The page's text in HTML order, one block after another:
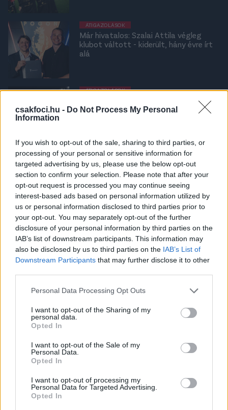
csakfoci.hu - Do Not Process My Personal
Information
If you wish to opt-out of the sale, sharing to third parties, or
processing of your personal or sensitive information for
targeted advertising by us, please use the below opt-out
section to confirm your selection. Please note that after your
opt-out request is processed you may continue seeing
interest-based ads based on personal information utilized by
us or personal information disclosed to third parties prior to
your opt-out. You may separately opt-out of the further
disclosure of your personal information by third parties on the
IAB’s list of downstream participants. This information may
also be disclosed by us to third parties on the IAB’s List of
Downstream Participants that may further disclose it to other
Please note that this website/app uses one or more Google
not limited to your visit or usage behaviour. You may click to
grant or deny consent to Google and its third-party tags to
use your data for below specified purposes in below Google
consent section.
Personal Data Processing Opt Outs
I want to opt-out of the Sharing of my
personal data.
Opted In
I want to opt-out of the Sale of my
Personal Data.
Opted In
I want to opt-out of processing my
Personal Data for Targeted Advertising.
Opted In
ÁTIGAZOLÁSOK
Már hivatalos: Szalai Attila végleg
klubot váltott - kiderült, hány évre írt
alá
ÁTIGAZOLÁSOK
"Meglátjuk, maradhat-e” - edzője sem
tud biztosat mondani Szalai Attila
ÁTIGAZOLÁSOK
Totális homályban a magyar
válogatott védő jövője: "Szeretnék
szerződést kötni valahol"
LÉGIÓSOK
Újra csapatával edzett az
inkompetensnek nevezett magyar
válogatott játékos
Szalai Attilának nekimentek
inkompetens"